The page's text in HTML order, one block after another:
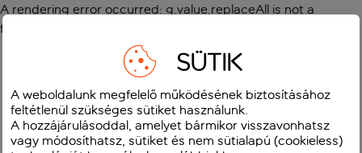
A rendering error occurred: g.value.replaceAll is not a
function
SÜTIK
A weboldalunk megfelelő működésének biztosításához
feltétlenül szükséges sütiket használunk.
A hozzájárulásoddal, amelyet bármikor visszavonhatsz
vagy módosíthatsz, sütiket és nem sütialapú (cookieless)